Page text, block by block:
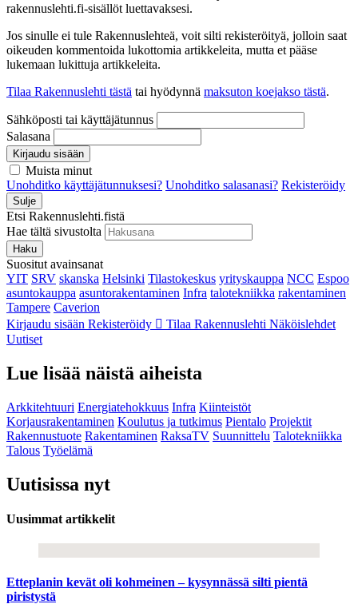
rakennuslehti.fi-sisällöt luettavaksesi.
Jos sinulle ei tule Rakennuslehteä, voit silti rekisteröityä, jolloin saat
oikeuden kommentoida lukottomia artikkeleita, mutta et pääse
lukemaan lukittuja artikkeleita.
Tilaa Rakennuslehti tästä tai hyödynnä maksuton koejakso tästä.
Sähköposti tai käyttäjätunnus
Salasana
Kirjaudu sisään
Muista minut
Unohditko käyttäjätunnuksesi? Unohditko salasanasi? Rekisteröidy
Sulje
Etsi Rakennuslehti.fistä
Hae tältä sivustolta
Haku
Suositut avainsanat
YIT SRV skanska Helsinki Tilastokeskus yrityskauppa NCC Espoo
asuntokauppa asuntorakentaminen Infra talotekniikka rakentaminen
Tampere Caverion
Kirjaudu sisään Rekisteröidy Tilaa Rakennuslehti Näköislehdet
Uutiset
Lue lisää näistä aiheista
Arkkitehtuuri Energiatehokkuus Infra Kiinteistöt
Korjausrakentaminen Koulutus ja tutkimus Pientalo Projektit
Rakennustuote Rakentaminen RaksaTV Suunnittelu Talotekniikka
Talous Työelämä
Uutisissa nyt
Uusimmat artikkelit
Etteplanin kevät oli kohmeinen – kysynnässä silti pientä
piristystä